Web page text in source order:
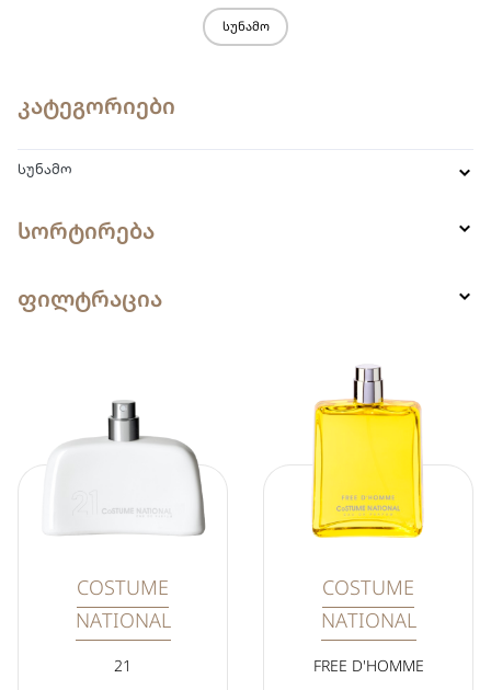
სუნამო
კატეგორიები
სუნამო
სორტირება
ფილტრაცია
COSTUME
NATIONAL
21
COSTUME
NATIONAL
FREE D'HOMME